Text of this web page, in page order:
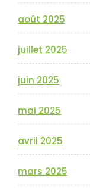
août 2025
juillet 2025
juin 2025
mai 2025
avril 2025
mars 2025